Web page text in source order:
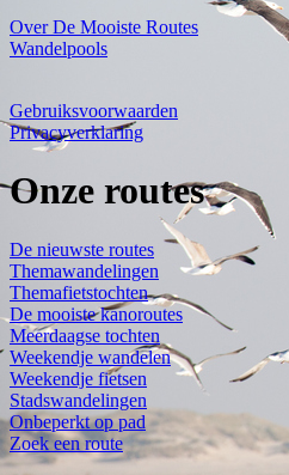
Over De Mooiste Routes
Wandelpools
Gebruiksvoorwaarden
Privacyverklaring
Onze routes
De nieuwste routes
Themawandelingen
Themafietstochten
De mooiste kanoroutes
Meerdaagse tochten
Weekendje wandelen
Weekendje fietsen
Stadswandelingen
Onbeperkt op pad
Zoek een route